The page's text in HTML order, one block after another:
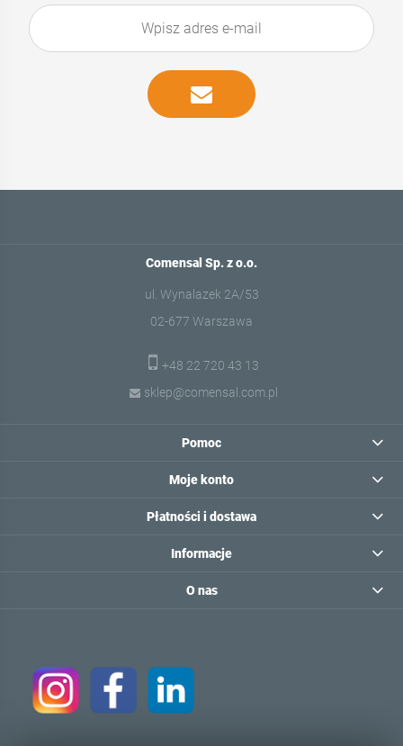
Comensal Sp. z o.o.
ul. Wynalazek 2A/53
02-677 Warszawa
+48 22 720 43 13
sklep@comensal.com.pl
Pomoc
Moje konto
Płatności i dostawa
Informacje
O nas